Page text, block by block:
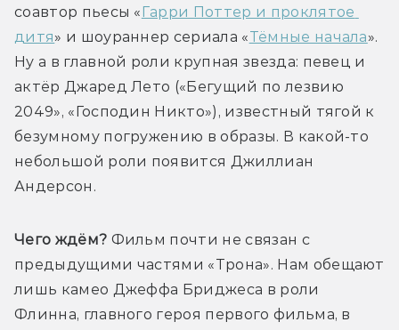
соавтор пьесы « Гарри Поттер и проклятое
дитя» и шоураннер сериала «Тёмные начала».
Ну а в главной роли крупная звезда: певец и
актёр Джаред Лето («Бегущий по лезвию
2049», «Господин Никто»), известный тягой к
безумному погружению в образы. В какой-то
небольшой роли появится Джиллиан
Андерсон.
Чего ждём? Фильм почти не связан с
предыдущими частями «Трона». Нам обещают
лишь камео Джеффа Бриджеса в роли
Флинна, главного героя первого фильма, в